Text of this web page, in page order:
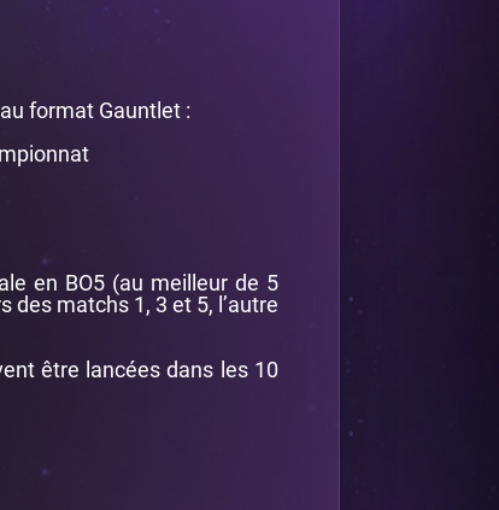
format Gauntlet :
en BO5 (au meilleur de 5
des matchs 1, 3 et 5, l’autre
être lancées dans les 10